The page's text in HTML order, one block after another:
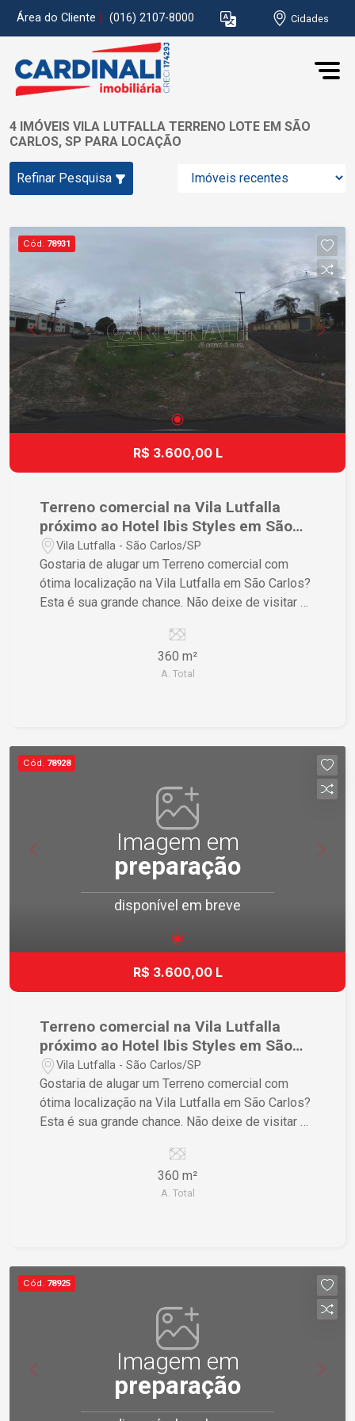
Área do Cliente (016) 2107-8000 Cidades
4 IMÓVEIS VILA LUTFALLA TERRENO LOTE EM SÃO
CARLOS, SP PARA LOCAÇÃO
Refinar Pesquisa
Cód. 78931
R$ 3.600,00 L
Terreno comercial na Vila Lutfalla
próximo ao Hotel Ibis Styles em São
Carlos
Vila Lutfalla - São Carlos/SP
Gostaria de alugar um Terreno comercial com
ótima localização na Vila Lutfalla em São Carlos?
Esta é sua grande chance. Não deixe de visitar e
360 m²
A. Total
Cód. 78928
Imagem em
preparação
disponível em breve
R$ 3.600,00 L
Terreno comercial na Vila Lutfalla
próximo ao Hotel Ibis Styles em São
Carlos
Vila Lutfalla - São Carlos/SP
Gostaria de alugar um Terreno comercial com
ótima localização na Vila Lutfalla em São Carlos?
Esta é sua grande chance. Não deixe de visitar e
360 m²
A. Total
Cód. 78925
Imagem em
preparação